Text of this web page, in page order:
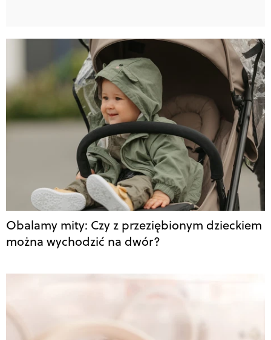
Obalamy mity: Czy z przeziębionym dzieckiem
można wychodzić na dwór?